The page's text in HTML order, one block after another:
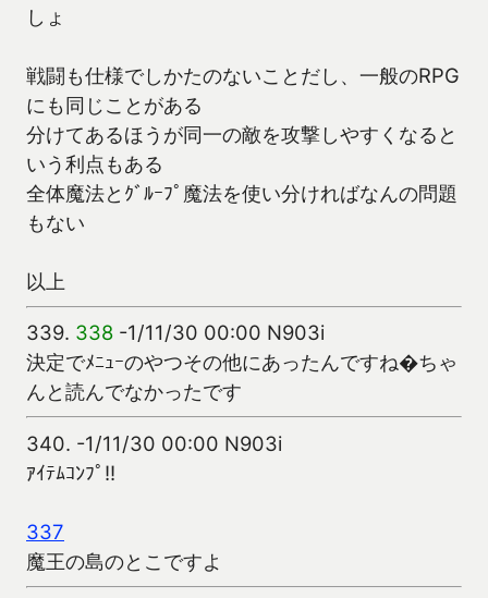
しょ
戦闘も仕様でしかたのないことだし、一般のRPG
にも同じことがある
分けてあるほうが同一の敵を攻撃しやすくなると
いう利点もある
全体魔法とｸﾞﾙｰﾌﾟ魔法を使い分ければなんの問題
もない
以上
339. 338 -1/11/30 00:00 N903i
決定でﾒﾆｭｰのやつその他にあったんですね�ちゃ
んと読んでなかったです
340. -1/11/30 00:00 N903i
ｱｲﾃﾑｺﾝﾌﾟ!!
337
魔王の島のとこですよ